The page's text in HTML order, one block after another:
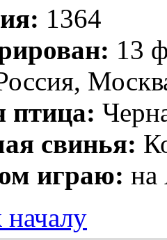
1364
13
свинья:
играю: на
началу